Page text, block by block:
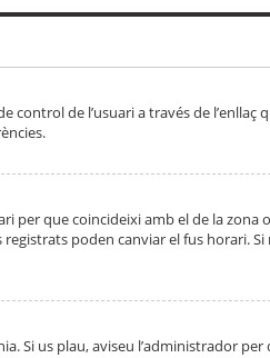
control de l’usuari a través de l’enllaç
per que coincideixi amb el de la zona
poden canviar el fus horari. Si
Si us plau, aviseu l’administrador per